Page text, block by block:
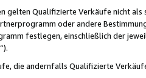
gelten Qualifizierte Verkäufe nicht
oder andere
festlegen, einschließlich der
“).
die andernfalls Qualifizierte